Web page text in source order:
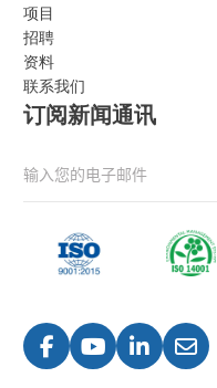
项目
招聘
资料
联系我们
订阅新闻通讯